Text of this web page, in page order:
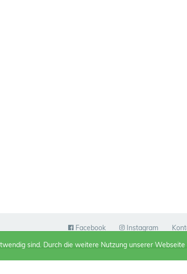
Facebook Instagram
sind. Durch die weitere Nutzung unserer